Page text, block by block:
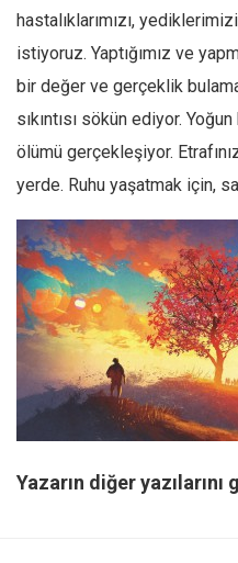
hastalıklarımızı,
istiyoruz. Yaptığımız ve
bir değer ve gerçeklik
sıkıntısı sökün ediyor.
ölümü gerçekleşiyor.
yerde. Ruhu yaşatmak için,
Yazarın diğer yazılarını